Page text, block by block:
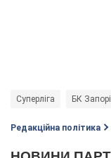
Суперліга БК
Редакційна політика